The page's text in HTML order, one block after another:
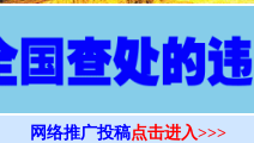
网络推广投稿点击进入>>>